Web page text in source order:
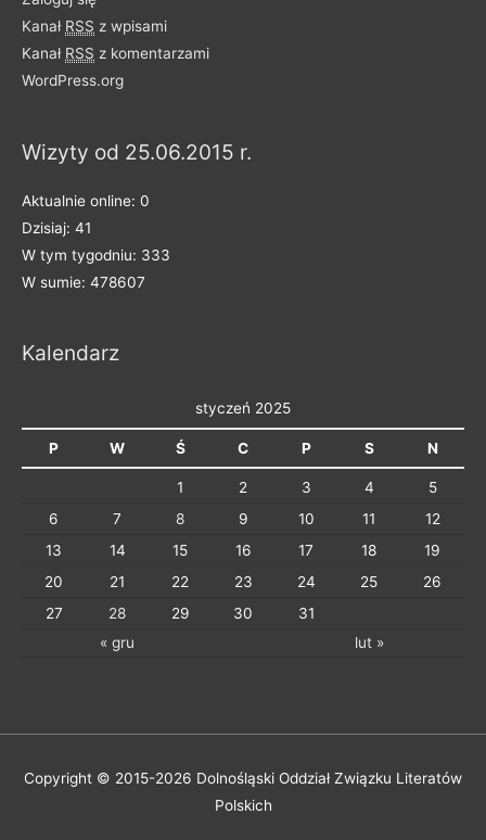
k
e
g
i
Kanał RSS z wpisami
Kanał RSS z komentarzami
WordPress.org
Wizyty od 25.06.2015 r.
Aktualnie online: 0
Dzisiaj: 41
W tym tygodniu: 333
W sumie: 478607
Kalendarz
styczeń 2025
P W Ś C P S N
« gru lut »
1 2 3 4
5
6
7 8 9 10 11
12
13
14 15 16 17 18
19
20
21 22 23 24 25
26
27
28 29 30 31
Copyright © 2015-2026 Dolnośląski Oddział Związku Literatów
Polskich